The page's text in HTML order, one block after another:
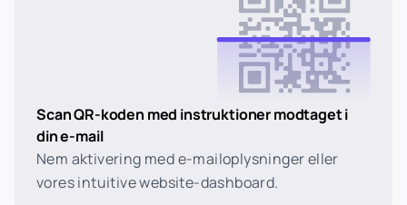
Scan QR-koden med instruktioner modtaget i
din e-mail
Nem aktivering med e-mailoplysninger eller
vores intuitive website-dashboard.